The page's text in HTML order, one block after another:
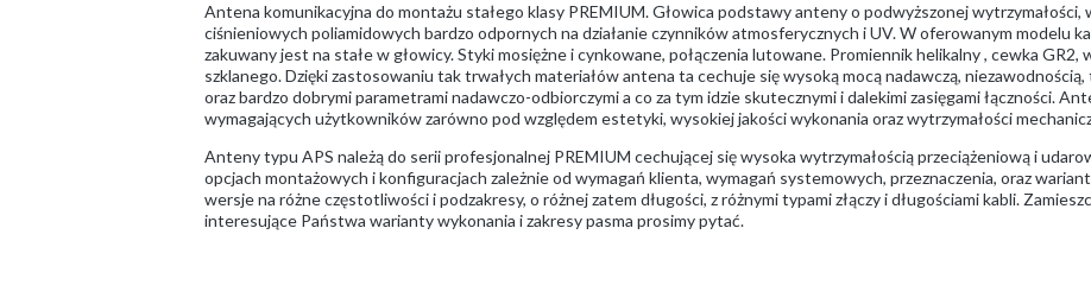
Antena komunikacyjna do montażu stałego klasy PREMIUM. Głowica podstawy anteny o podwyższonej
ciśnieniowych poliamidowych bardzo odpornych na działanie czynników atmosferycznych i UV. W oferowanym modelu
zakuwany jest na stałe w głowicy. Styki mosiężne i cynkowane, połączenia lutowane. Promiennik helikalny , cewka GR2,
szklanego. Dzięki zastosowaniu tak trwałych materiałów antena ta cechuje się wysoką mocą nadawczą,
oraz bardzo dobrymi parametrami nadawczo-odbiorczymi a co za tym idzie skutecznymi i dalekimi zasięgami łączności.
wymagających użytkowników zarówno pod względem estetyki, wysokiej jakości wykonania oraz wytrzymałości
Anteny typu APS należą do serii profesjonalnej PREMIUM cechującej się wysoka wytrzymałością przeciążeniową i
opcjach montażowych i konfiguracjach zależnie od wymagań klienta, wymagań systemowych, przeznaczenia, oraz
wersje na różne częstotliwości i podzakresy, o różnej zatem długości, z różnymi typami złączy i długościami kabli.
interesujące Państwa warianty wykonania i zakresy pasma prosimy pytać.